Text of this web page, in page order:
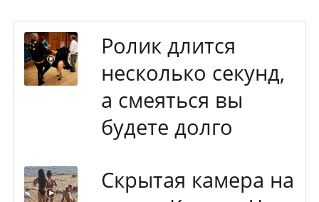
Ролик длится
несколько секунд,
а смеяться вы
будете долго
Скрытая камера на